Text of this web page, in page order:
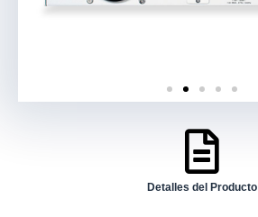
Detalles del Producto